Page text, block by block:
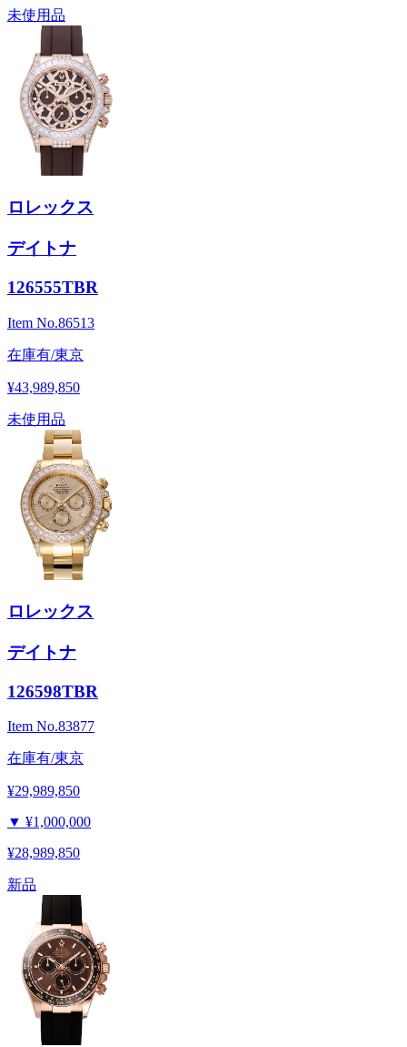
未使用品
ロレックス
デイトナ
126555TBR
Item No.86513
在庫有/東京
¥43,989,850
未使用品
ロレックス
デイトナ
126598TBR
Item No.83877
在庫有/東京
¥29,989,850
▼ ¥1,000,000
¥28,989,850
新品